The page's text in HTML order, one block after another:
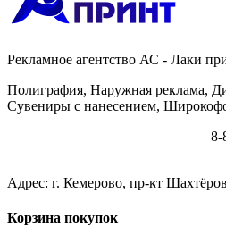
Рекламное агентство АС - Лаки
Полиграфия, Наружная реклама,
Сувениры с нанесением,
8-
Адрес: г. Кемерово, пр-кт
Корзина покупок